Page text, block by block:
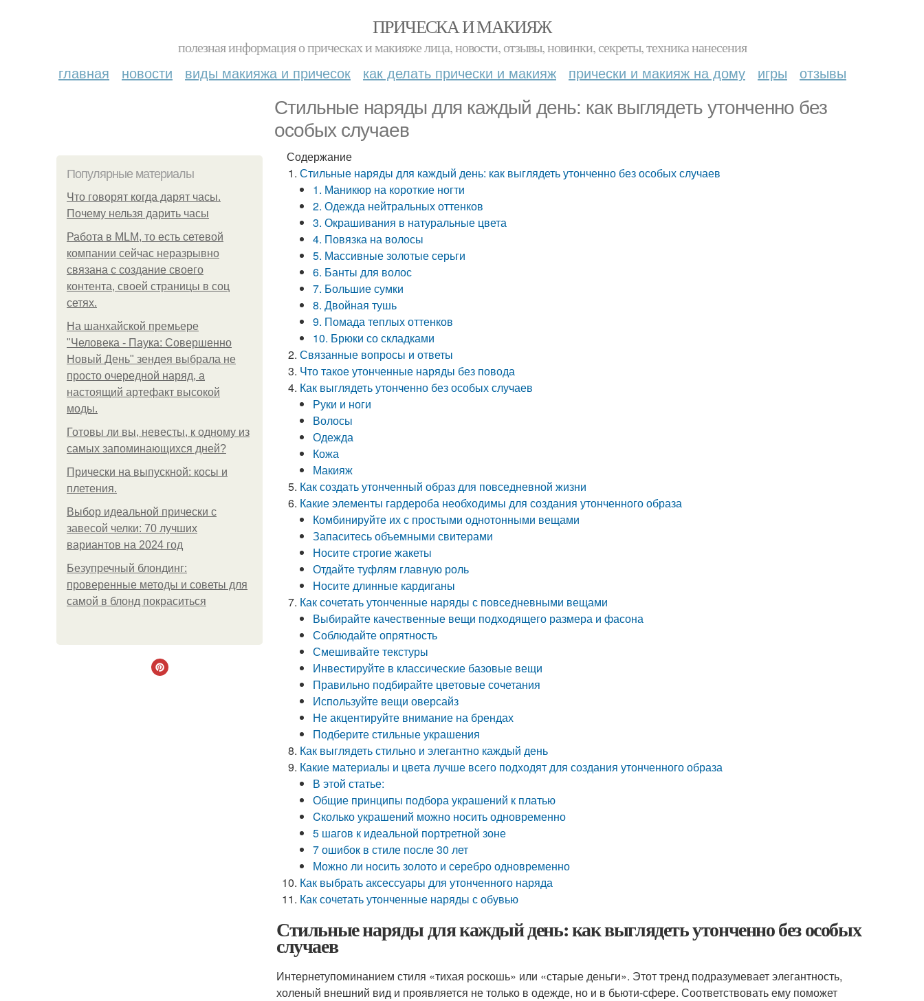
ПРИЧЕСКА И МАКИЯЖ
полезная информация о прическах и макияже лица, новости, отзывы, новинки, секреты, техника нанесения
главная новости виды макияжа и причесок как делать прически и макияж прически и макияж на дому игры отзывы
Стильные наряды для каждый день: как выглядеть утонченно без
особых случаев
Популярные материалы
Что говорят когда дарят часы.
Почему нельзя дарить часы
Работа в MLM, то есть сетевой
компании сейчас неразрывно
связана с создание своего
контента, своей страницы в соц
сетях.
На шанхайской премьере
"Человека - Паука: Совершенно
Новый День" зендея выбрала не
просто очередной наряд, а
настоящий артефакт высокой
моды.
Готовы ли вы, невесты, к одному из
самых запоминающихся дней?
Прически на выпускной: косы и
плетения.
Выбор идеальной прически с
завесой челки: 70 лучших
вариантов на 2024 год
Безупречный блондинг:
проверенные методы и советы для
самой в блонд покраситься
Содержание
Стильные наряды для каждый день: как выглядеть утонченно без особых случаев
1. Маникюр на короткие ногти
2. Одежда нейтральных оттенков
3. Окрашивания в натуральные цвета
4. Повязка на волосы
5. Массивные золотые серьги
6. Банты для волос
7. Большие сумки
8. Двойная тушь
9. Помада теплых оттенков
10. Брюки со складками
Связанные вопросы и ответы
Что такое утонченные наряды без повода
Как выглядеть утонченно без особых случаев
Руки и ноги
Волосы
Одежда
Кожа
Макияж
Как создать утонченный образ для повседневной жизни
Какие элементы гардероба необходимы для создания утонченного образа
Комбинируйте их с простыми однотонными вещами
Запаситесь объемными свитерами
Носите строгие жакеты
Отдайте туфлям главную роль
Носите длинные кардиганы
Как сочетать утонченные наряды с повседневными вещами
Выбирайте качественные вещи подходящего размера и фасона
Соблюдайте опрятность
Смешивайте текстуры
Инвестируйте в классические базовые вещи
Правильно подбирайте цветовые сочетания
Используйте вещи оверсайз
Не акцентируйте внимание на брендах
Подберите стильные украшения
Как выглядеть стильно и элегантно каждый день
Какие материалы и цвета лучше всего подходят для создания утонченного образа
В этой статье:
Общие принципы подбора украшений к платью
Cколько украшений можно носить одновременно
5 шагов к идеальной портретной зоне
7 ошибок в стиле после 30 лет
Можно ли носить золото и серебро одновременно
Как выбрать аксессуары для утонченного наряда
Как сочетать утонченные наряды с обувью
Стильные наряды для каждый день: как выглядеть утонченно без особых
случаев
Интернетупоминанием стиля «тихая роскошь» или «старые деньги». Этот тренд подразумевает элегантность,
холеный внешний вид и проявляется не только в одежде, но и в бьюти-сфере. Соответствовать ему поможет